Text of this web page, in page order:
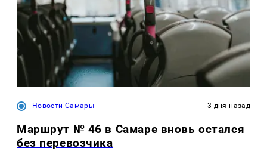
Новости Самары 3 дня назад
Маршрут № 46 в Самаре вновь остался
без перевозчика